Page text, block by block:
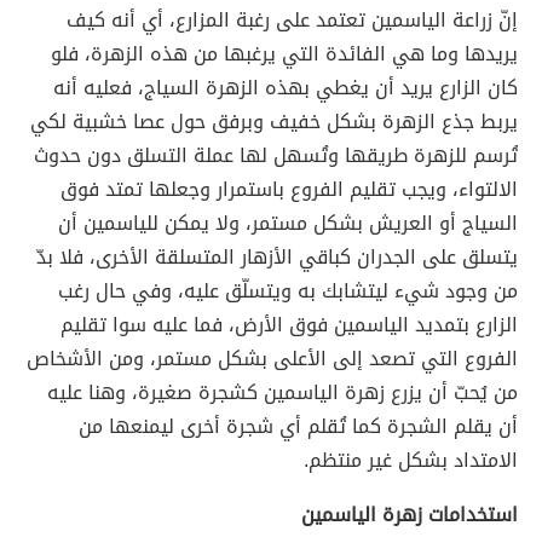
إنّ زراعة الياسمين تعتمد على رغبة المزارع، أي أنه كيف
يريدها وما هي الفائدة التي يرغبها من هذه الزهرة، فلو
كان الزارع يريد أن يغطي بهذه الزهرة السياج، فعليه أنه
يربط جذع الزهرة بشكل خفيف وبرفق حول عصا خشبية لكي
تُرسم للزهرة طريقها وتُسهل لها عملة التسلق دون حدوث
الالتواء، ويجب تقليم الفروع باستمرار وجعلها تمتد فوق
السياج أو العريش بشكل مستمر، ولا يمكن للياسمين أن
يتسلق على الجدران كباقي الأزهار المتسلقة الأخرى، فلا بدّ
من وجود شيء ليتشابك به ويتسلّق عليه، وفي حال رغب
الزارع بتمديد الياسمين فوق الأرض، فما عليه سوا تقليم
الفروع التي تصعد إلى الأعلى بشكل مستمر، ومن الأشخاص
من يُحبّ أن يزرع زهرة الياسمين كشجرة صغيرة، وهنا عليه
أن يقلم الشجرة كما تُقلم أي شجرة أخرى ليمنعها من
الامتداد بشكل غير منتظم.
استخدامات زهرة الياسمين